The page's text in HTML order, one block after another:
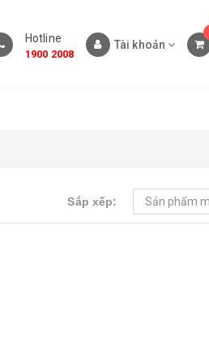
Hotline
1900 2008
Tài khoản
Sắp xếp: